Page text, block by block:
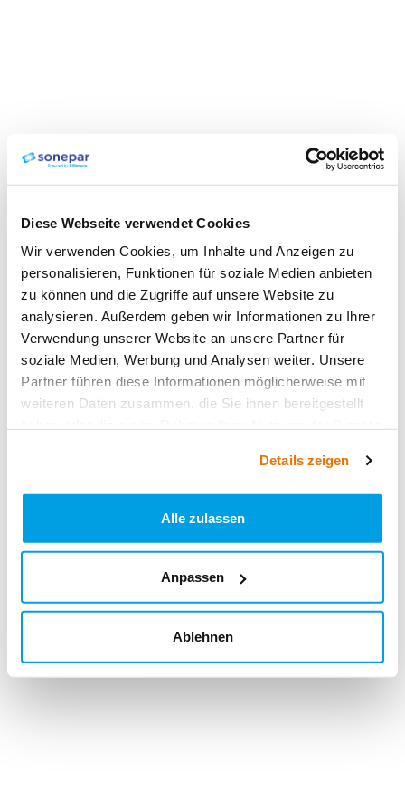
Diese Webseite verwendet Cookies
Wir verwenden Cookies, um Inhalte und Anzeigen zu
personalisieren, Funktionen für soziale Medien anbieten
zu können und die Zugriffe auf unsere Website zu
analysieren. Außerdem geben wir Informationen zu Ihrer
Verwendung unserer Website an unsere Partner für
soziale Medien, Werbung und Analysen weiter. Unsere
Partner führen diese Informationen möglicherweise mit
weiteren Daten zusammen, die Sie ihnen bereitgestellt
Details zeigen
Alle zulassen
Anpassen
Ablehnen